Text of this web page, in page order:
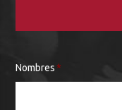
Nombres *